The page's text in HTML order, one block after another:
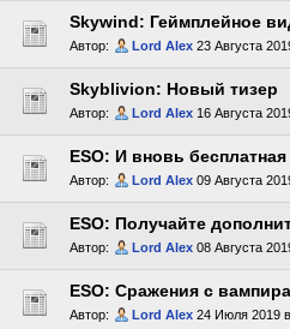
Skywind: Геймплейное
Автор: Lord Alex 23 Августа
Skyblivion: Новый тизер
Автор: Lord Alex 16 Августа
ESO: И вновь
Автор: Lord Alex 09 Августа
ESO: Получайте
Автор: Lord Alex 08 Августа
ESO: Сражения с
Автор: Lord Alex 24 Июля 2019